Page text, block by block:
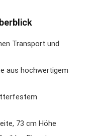
Transport und
aus hochwertigem
73 cm Höhe